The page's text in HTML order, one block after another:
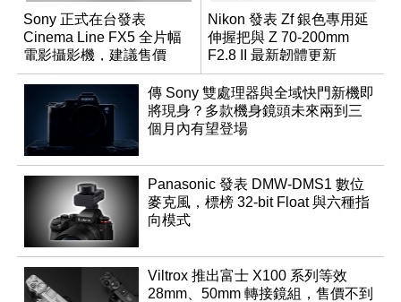
Sony 正式在台發表
Cinema Line FX5 全片幅
電影攝影機，建議售價
NT$144,980
Nikon 發表 Zf 銀色專用延
伸握把與 Z 70-200mm
F2.8 II 最新韌體更新
傳 Sony 雙處理器與全域快門新機即
將現身？多款機身鏡頭未來兩到三
個月內有望登場
Panasonic 發表 DMW-DMS1 數位
麥克風，標榜 32-bit Float 與六種指
向模式
Viltrox 推出富士 X100 系列等效
28mm、50mm 轉接鏡組，售價不到